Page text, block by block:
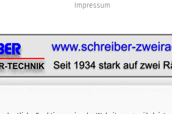
Impressum